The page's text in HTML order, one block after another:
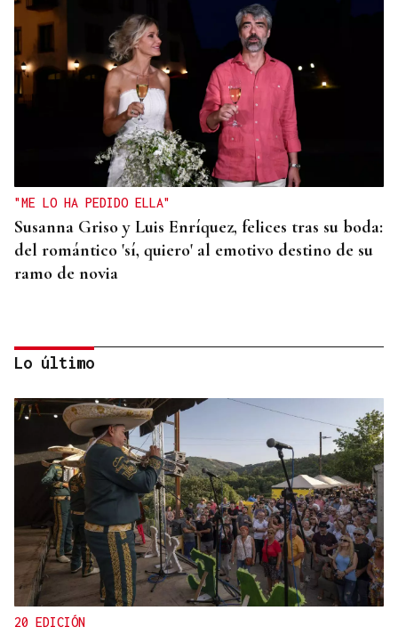
"ME LO HA PEDIDO ELLA"
Susanna Griso y Luis Enríquez, felices tras su boda:
del romántico 'sí, quiero' al emotivo destino de su
ramo de novia
QUEN CHO DIXO
¿Sabe usted que la reina Letizia hizo un guiño a
Ourense en la final del Mundial?
Lo último
20 EDICIÓN